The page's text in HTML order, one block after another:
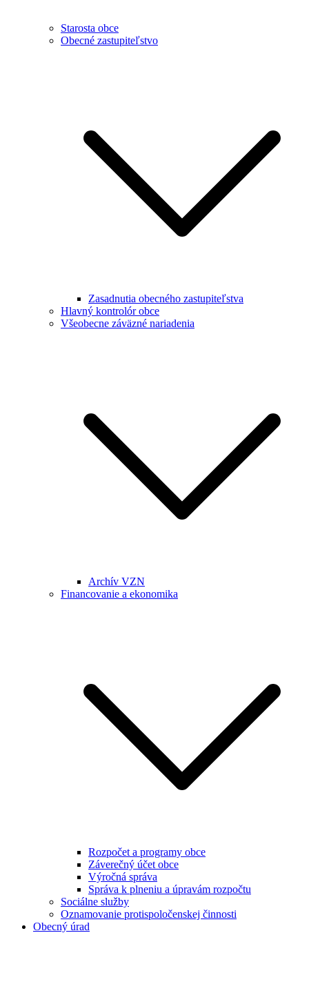
Starosta obce
Obecné zastupiteľstvo
Zasadnutia obecného zastupiteľstva
Hlavný kontrolór obce
Všeobecne záväzné nariadenia
Archív VZN
Financovanie a ekonomika
Rozpočet a programy obce
Záverečný účet obce
Výročná správa
Správa k plneniu a úpravám rozpočtu
Sociálne služby
Oznamovanie protispoločenskej činnosti
Obecný úrad